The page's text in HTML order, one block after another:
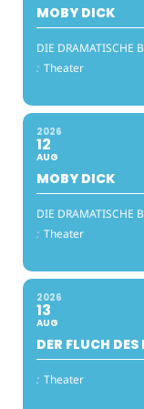
MOBY DICK
DIE DRAMATISCHE
: Theater
2026
12
AUG
MOBY DICK
DIE DRAMATISCHE
: Theater
2026
13
AUG
DER FLUCH
: Theater